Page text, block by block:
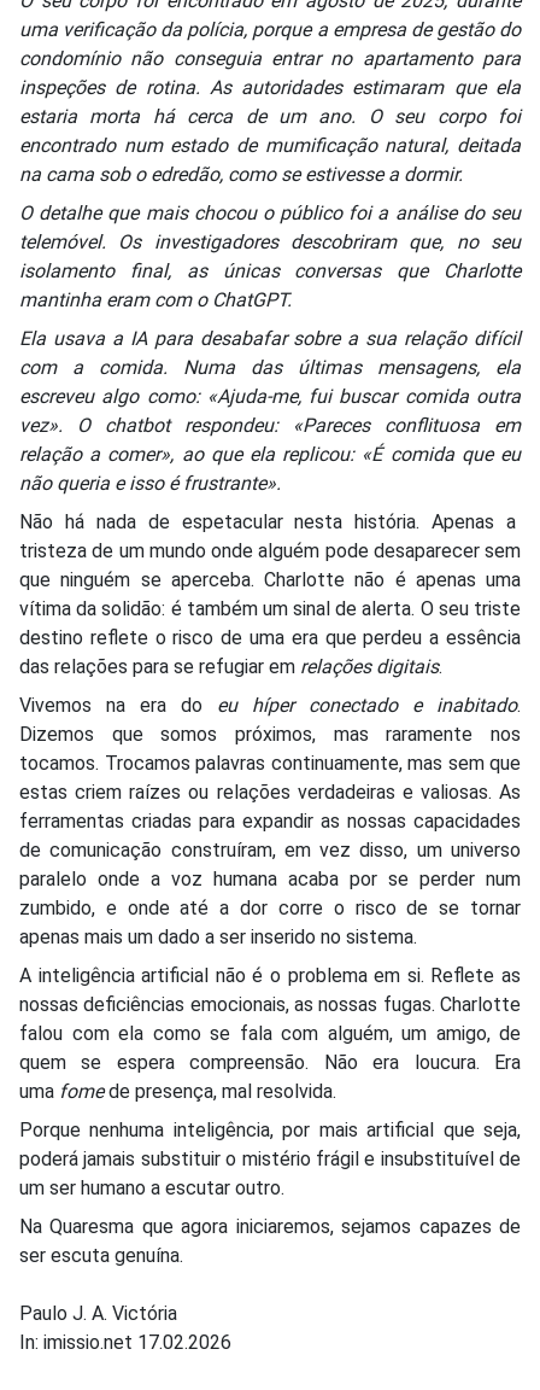
uma verificação da polícia, porque a empresa de gestão do
condomínio não conseguia entrar no apartamento para
inspeções de rotina. As autoridades estimaram que ela
estaria morta há cerca de um ano. O seu corpo foi
encontrado num estado de mumificação natural, deitada
na cama sob o edredão, como se estivesse a dormir.
O detalhe que mais chocou o público foi a análise do seu
telemóvel. Os investigadores descobriram que, no seu
isolamento final, as únicas conversas que Charlotte
mantinha eram com o ChatGPT.
Ela usava a IA para desabafar sobre a sua relação difícil
com a comida. Numa das últimas mensagens, ela
escreveu algo como: «Ajuda-me, fui buscar comida outra
vez». O chatbot respondeu: «Pareces conflituosa em
relação a comer», ao que ela replicou: «É comida que eu
não queria e isso é frustrante».
Não há nada de espetacular nesta história. Apenas a
tristeza de um mundo onde alguém pode desaparecer sem
que ninguém se aperceba. Charlotte não é apenas uma
vítima da solidão: é também um sinal de alerta. O seu triste
destino reflete o risco de uma era que perdeu a essência
das relações para se refugiar em relações digitais.
Vivemos na era do eu híper conectado e inabitado.
Dizemos que somos próximos, mas raramente nos
tocamos. Trocamos palavras continuamente, mas sem que
estas criem raízes ou relações verdadeiras e valiosas. As
ferramentas criadas para expandir as nossas capacidades
de comunicação construíram, em vez disso, um universo
paralelo onde a voz humana acaba por se perder num
zumbido, e onde até a dor corre o risco de se tornar
apenas mais um dado a ser inserido no sistema.
A inteligência artificial não é o problema em si. Reflete as
nossas deficiências emocionais, as nossas fugas. Charlotte
falou com ela como se fala com alguém, um amigo, de
quem se espera compreensão. Não era loucura. Era
uma fomede presença, mal resolvida.
Porque nenhuma inteligência, por mais artificial que seja,
poderá jamais substituir o mistério frágil e insubstituível de
um ser humano a escutar outro.
Na Quaresma que agora iniciaremos, sejamos capazes de
ser escuta genuína.
Paulo J. A. Victória
In: imissio.net 17.02.2026